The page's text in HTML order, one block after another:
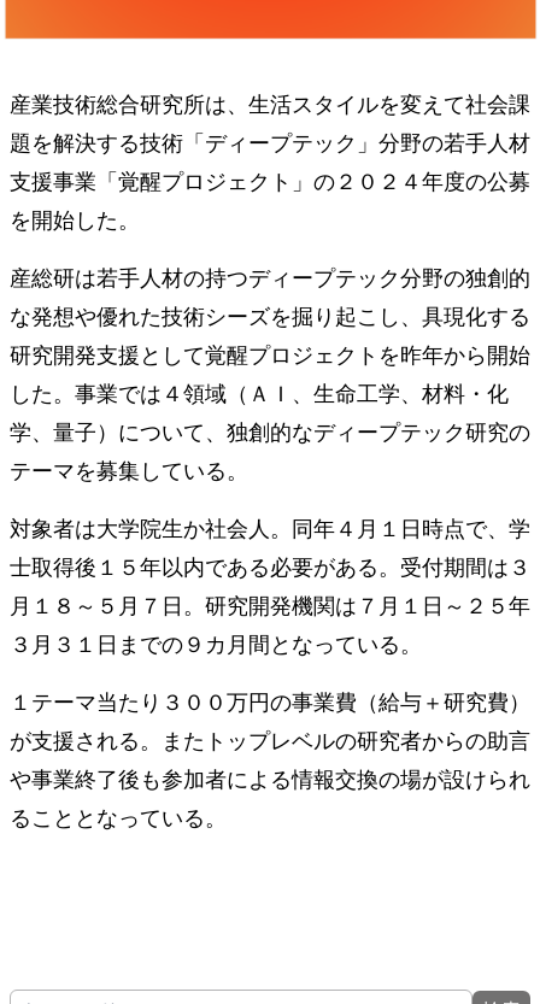
産業技術総合研究所は、生活スタイルを変えて社会課
題を解決する技術「ディープテック」分野の若手人材
支援事業「覚醒プロジェクト」の２０２４年度の公募
を開始した。
産総研は若手人材の持つディープテック分野の独創的
な発想や優れた技術シーズを掘り起こし、具現化する
研究開発支援として覚醒プロジェクトを昨年から開始
した。事業では４領域（ＡＩ、生命工学、材料・化
学、量子）について、独創的なディープテック研究の
テーマを募集している。
対象者は大学院生か社会人。同年４月１日時点で、学
士取得後１５年以内である必要がある。受付期間は３
月１８～５月７日。研究開発機関は７月１日～２５年
３月３１日までの９カ月間となっている。
１テーマ当たり３００万円の事業費（給与＋研究費）
が支援される。またトップレベルの研究者からの助言
や事業終了後も参加者による情報交換の場が設けられ
ることとなっている。